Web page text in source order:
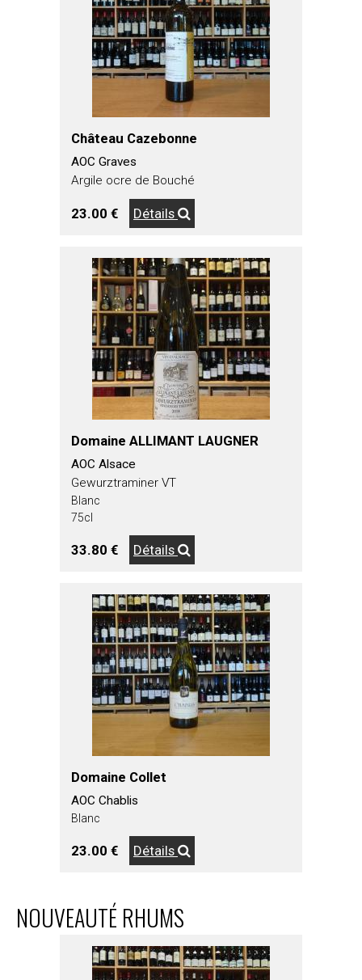
Château Cazebonne
AOC Graves
Argile ocre de Bouché
23.00 € Détails
Domaine ALLIMANT LAUGNER
AOC Alsace
Gewurztraminer VT
Blanc
75cl
33.80 € Détails
Domaine Collet
AOC Chablis
Blanc
23.00 € Détails
NOUVEAUTÉ RHUMS